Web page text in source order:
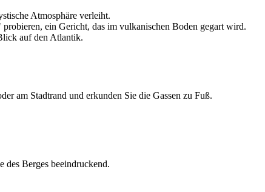
Atmosphäre verleiht.
ein Gericht, das im vulkanischen Boden gegart wird.
auf den Atlantik.
am Stadtrand und erkunden Sie die Gassen zu Fuß.
Berges beeindruckend.